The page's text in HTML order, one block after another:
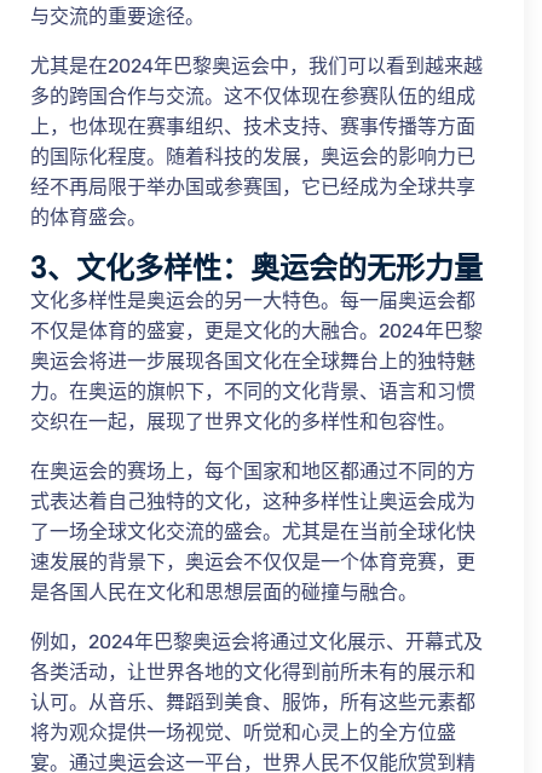
与交流的重要途径。
尤其是在2024年巴黎奥运会中，我们可以看到越来越
多的跨国合作与交流。这不仅体现在参赛队伍的组成
上，也体现在赛事组织、技术支持、赛事传播等方面
的国际化程度。随着科技的发展，奥运会的影响力已
经不再局限于举办国或参赛国，它已经成为全球共享
的体育盛会。
3、文化多样性：奥运会的无形力量
文化多样性是奥运会的另一大特色。每一届奥运会都
不仅是体育的盛宴，更是文化的大融合。2024年巴黎
奥运会将进一步展现各国文化在全球舞台上的独特魅
力。在奥运的旗帜下，不同的文化背景、语言和习惯
交织在一起，展现了世界文化的多样性和包容性。
在奥运会的赛场上，每个国家和地区都通过不同的方
式表达着自己独特的文化，这种多样性让奥运会成为
了一场全球文化交流的盛会。尤其是在当前全球化快
速发展的背景下，奥运会不仅仅是一个体育竞赛，更
是各国人民在文化和思想层面的碰撞与融合。
例如，2024年巴黎奥运会将通过文化展示、开幕式及
各类活动，让世界各地的文化得到前所未有的展示和
认可。从音乐、舞蹈到美食、服饰，所有这些元素都
将为观众提供一场视觉、听觉和心灵上的全方位盛
宴。通过奥运会这一平台，世界人民不仅能欣赏到精